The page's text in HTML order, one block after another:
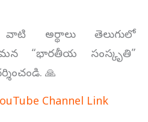
అర్థాలు తెలుగులో
మన “భారతీయ సంస్కృతి”
🙏
Channel Link